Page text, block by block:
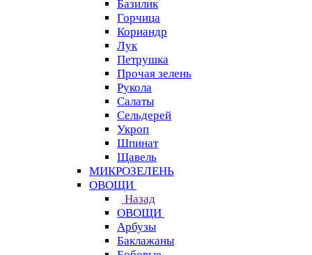
Базилик
Горчица
Кориандр
Лук
Петрушка
Прочая зелень
Рукола
Салаты
Сельдерей
Укроп
Шпинат
Щавель
МИКРОЗЕЛЕНЬ
ОВОЩИ
Назад
ОВОЩИ
Арбузы
Баклажаны